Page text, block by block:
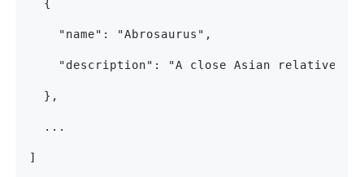
  {
    "name": "Abrosaurus",
"description": "A close Asian relative of
  },
  ...
]